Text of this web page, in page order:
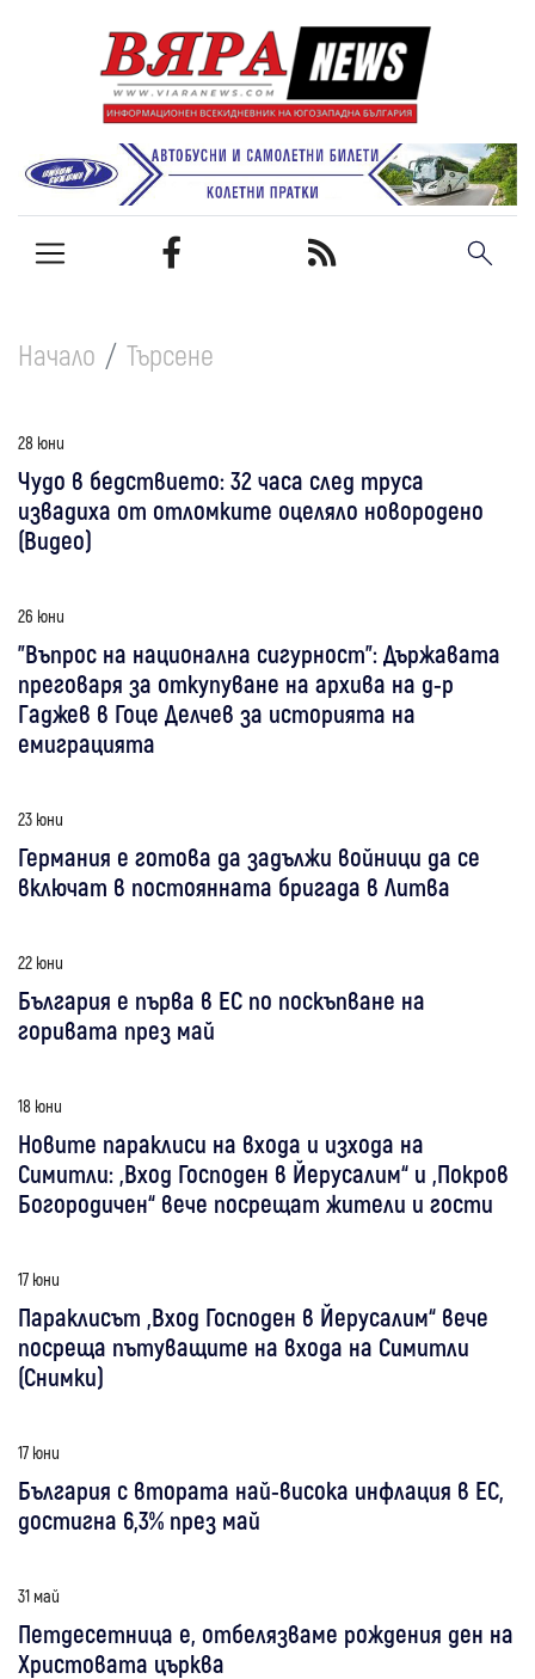
Начало Търсене
28 юни
Чудо в бедствието: 32 часа след труса
извадиха от отломките оцеляло новородено
(Видео)
26 юни
"Въпрос на национална сигурност": Държавата
преговаря за откупуване на архива на д-р
Гаджев в Гоце Делчев за историята на
емиграцията
23 юни
Германия е готова да задължи войници да се
включат в постоянната бригада в Литва
22 юни
България е първа в ЕС по поскъпване на
горивата през май
18 юни
Новите параклиси на входа и изхода на
Симитли: „Вход Господен в Йерусалим“ и „Покров
Богородичен“ вече посрещат жители и гости
17 юни
Параклисът „Вход Господен в Йерусалим“ вече
посреща пътуващите на входа на Симитли
(Снимки)
17 юни
България с втората най-висока инфлация в ЕС,
достигна 6,3% през май
31 май
Петдесетница е, отбелязваме рождения ден на
Христовата църква